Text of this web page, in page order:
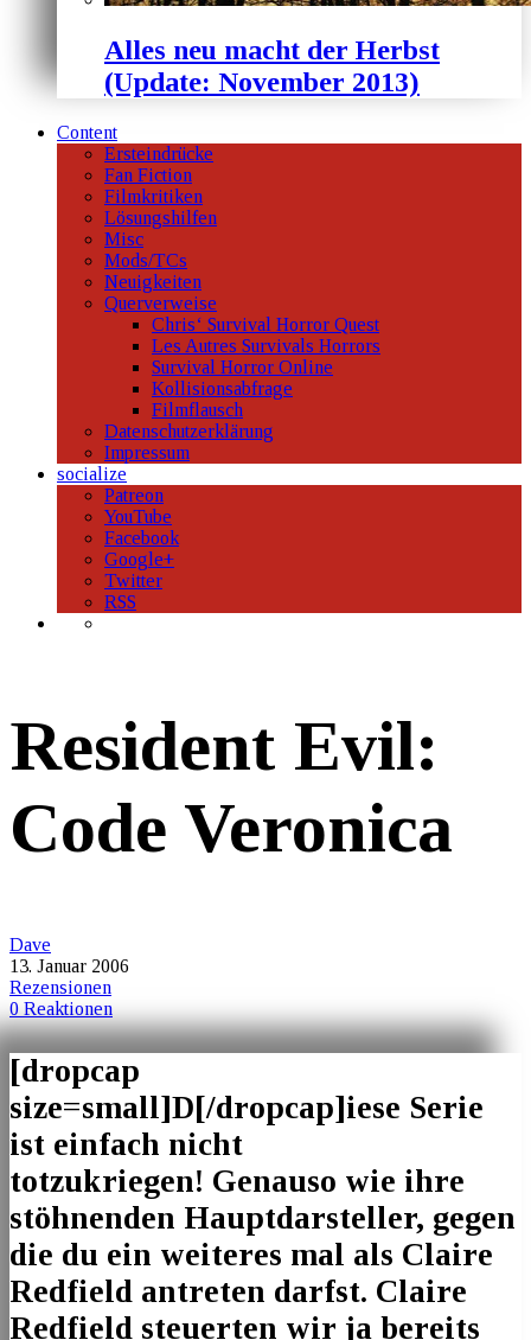
Alles neu macht der Herbst
(Update: November 2013)
Content
Ersteindrücke
Fan Fiction
Filmkritiken
Lösungshilfen
Misc
Mods/TCs
Neuigkeiten
Querverweise
Chris‘ Survival Horror Quest
Les Autres Survivals Horrors
Survival Horror Online
Kollisionsabfrage
Filmflausch
Datenschutzerklärung
Impressum
socialize
Patreon
YouTube
Facebook
Google+
Twitter
RSS
Resident Evil:
Code Veronica
Dave
13. Januar 2006
Rezensionen
0 Reaktionen
[dropcap
size=small]D[/dropcap]iese Serie
ist einfach nicht
totzukriegen! Genauso wie ihre
stöhnenden Hauptdarsteller, gegen
die du ein weiteres mal als Claire
Redfield antreten darfst. Claire
Redfield steuerten wir ja bereits